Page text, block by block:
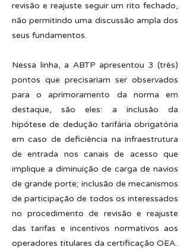
revisão e reajuste seguir um rito fechado,
não permitindo uma discussão ampla dos
seus fundamentos.
Nessa linha, a ABTP apresentou 3 (três)
pontos que precisariam ser observados
para o aprimoramento da norma em
destaque, são eles: a inclusão da
hipótese de dedução tarifária obrigatória
em caso de deficiência na infraestrutura
de entrada nos canais de acesso que
implique a diminuição de carga de navios
de grande porte; inclusão de mecanismos
de participação de todos os interessados
no procedimento de revisão e reajuste
das tarifas e incentivos normativos aos
operadores titulares da certificação OEA.